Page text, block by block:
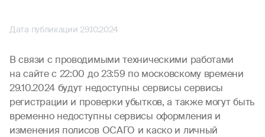
Дата публикации 29.10.2024
В связи с проводимыми техническими работами
на сайте с 22:00 до 23:59 по московскому времени
29.10.2024 будут недоступны сервисы сервисы
регистрации и проверки убытков, а также могут быть
временно недоступны сервисы оформления и
изменения полисов ОСАГО и каско и личный